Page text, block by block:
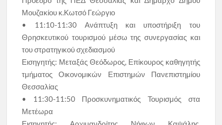
Μουζακίου κ.Κωτσό Γεώργιο
• 11:10-11:30 Ανάπτυξη και υποστήριξη του
Θρησκευτικού τουρισμού μέσω της συνεργασίας και
του στρατηγικού σχεδιασμού
Εισηγητής: Μεταξάς Θεόδωρος, Επίκουρος καθηγητής
τμήματος Οικονομικών Επιστημών Πανεπιστημίου
Θεσσαλίας
• 11:30-11:50 Προσκυνηματικός Τουρισμός στα
Μετέωρα